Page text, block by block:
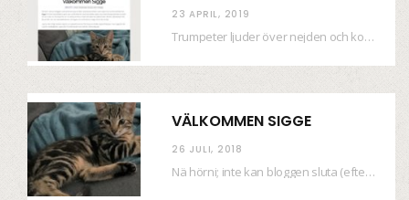
23 APRIL, 2019
Trumpeter ljuder över nejden och konfetti regnar längsmed husfasaderna – FREDEN ÄR HÄR! Eller ahem.…
VÄLKOMMEN SIGGE
26 JULI, 2018
Nä hörni; inte kan bloggen sluta (eftersom jag så sällan uppdaterar skiten) i sånt supermoll.…